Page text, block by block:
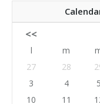
<<
l m
27
28
3
4 5
10
11